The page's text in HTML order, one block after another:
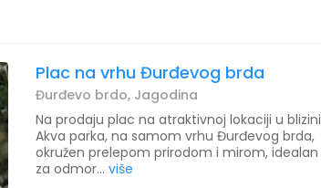
Plac na vrhu Đurđevog brda
Đurđevo brdo, Jagodina
Na prodaju plac na atraktivnoj lokaciji u blizini
Akva parka, na samom vrhu Đurđevog brda,
okružen prelepom prirodom i mirom, idealan
za odmor... više